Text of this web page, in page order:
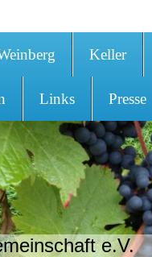
Keller
Links Presse
e.V.